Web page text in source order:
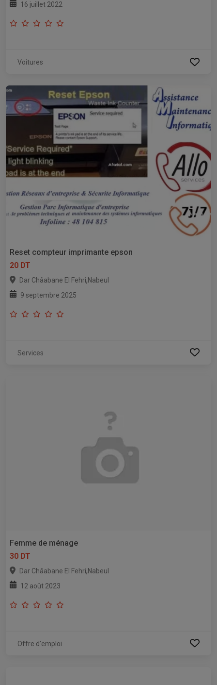
16 juillet 2022
Voitures
Reset compteur imprimante epson
20 DT
Dar Châabane El Fehri,Nabeul
9 septembre 2025
Services
Femme de ménage
30 DT
Dar Châabane El Fehri,Nabeul
12 août 2023
Offre d'emploi